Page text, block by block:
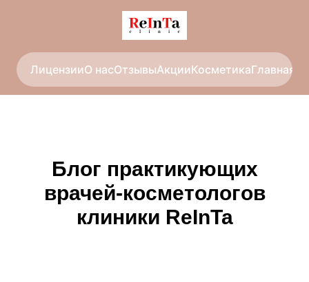
ЛицензииО насОтзывыАкцииКосметикаГлавная
Блог практикующих
врачей-косметологов
клиники ReInTa